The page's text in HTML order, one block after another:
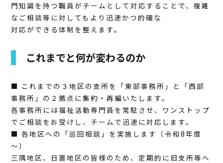
門知識を持つ職員がチームとして対応することで、複雑
なご相談等に対してもより迅速かつ的確な
対応ができる体制を整えます。
これまでと何が変わるのか
■ これまでの３地区の支所を「東部事務所」と「西部
事務所」の２拠点に集約・再編いたします。
各事務所には福祉活動専門員を常駐させ、ワンストップ
でご相談をお受けし、チームで迅速に対応します。
■ 各地区への「巡回相談」を実施します（令和8年度
～）
三隅地区、日置地区の皆様のため、定期的に旧支所等へ